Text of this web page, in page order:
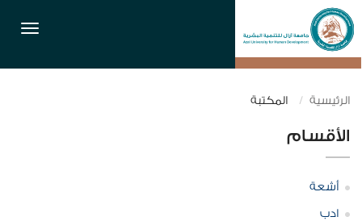
الرئيسية المكتبة
الأقسام
أشعة
ادب